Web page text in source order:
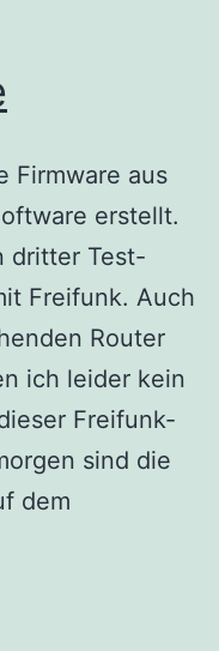
Firmware aus
erstellt.
dritter Test-
Freifunk. Auch
Router
ich leider kein
Freifunk-
sind die
dem